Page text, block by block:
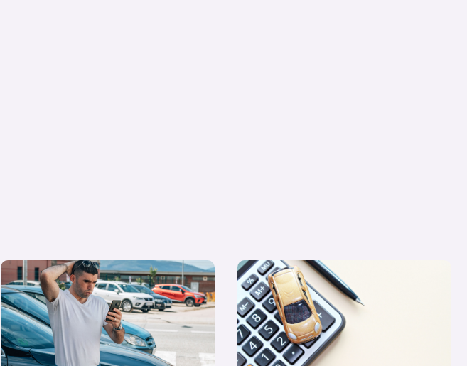
¿Qué diferencias hay entre coche nuevo,
coche de stock y coche de Km 0? Resolvemos
tus dudas
Quiero un coche nuevo… ¿lo pago al contado
o financio su compra?